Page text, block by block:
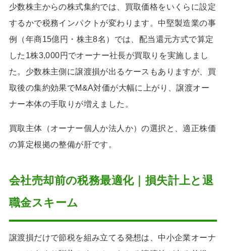
少数株主からの株式集約では、買取価格をいくらに設定
するかで税務インパクトが変わります。中堅製造業の事
例（年商15億円・株主8名）では、配当還元方式で算定
した1株3,000円でオーナー社長が買取りを実施しまし
た。少数株主側に譲渡損が出るケースもありますが、買
取後の集約効果でM&A対価が大幅に上がり、譲渡オー
ナー本体の手取りが増えました。
買取主体（オーナー個人か法人か）の選択と、適正株価
の算定根拠の整備が肝です。
会社売却前の税務最適化｜損失計上と退
職金スキーム
譲渡損だけで節税を組み立てる発想は、中小企業オーナ